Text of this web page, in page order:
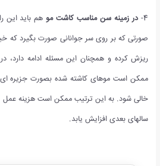
4- در زمینه سن مناسب کاشت موهم باید این
صورتی که بر روی سر جوانانی صورت بگیرد که
ریزش کرده و همچنان این مسئله ادامه دارد،
ممکن است موهای کاشته شده بصورت جزیره ای
خالی شود. به این ترتیب ممکن است هزینه عمل
سالهای بعدی افزایش یابد.